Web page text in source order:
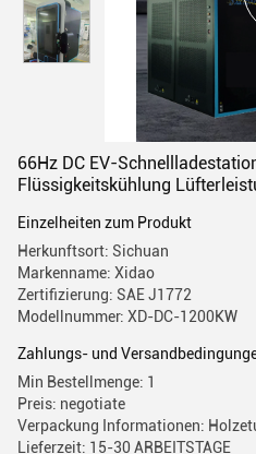
66Hz DC EV-
Flüssigkeitskühlung
Einzelheiten zum Produkt
Herkunftsort: Sichuan
Markenname: Xidao
Zertifizierung: SAE J1772
Modellnummer: XD-DC-1200KW
Zahlungs- und
Min Bestellmenge: 1
Preis: negotiate
Verpackung Informationen:
Lieferzeit: 15-30 ARBEITSTAGE